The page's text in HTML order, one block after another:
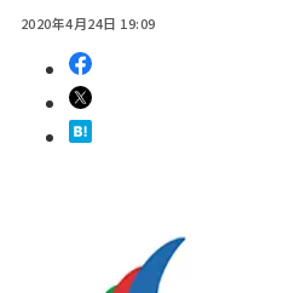
2020年4月24日 19:09